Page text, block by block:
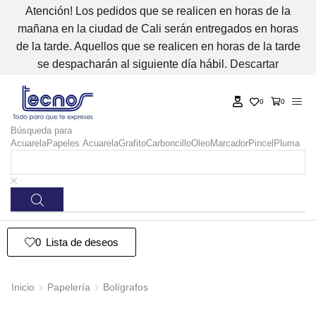
Atención! Los pedidos que se realicen en horas de la
mañana en la ciudad de Cali serán entregados en horas
de la tarde. Aquellos que se realicen en horas de la tarde
se despacharán al siguiente día hábil. Descartar
Búsqueda para
AcuarelaPapeles AcuarelaGrafitoCarboncilloOleoMarcadorPincel Pluma
0 0
0 Lista de deseos
Inicio Papelería Bolígrafos